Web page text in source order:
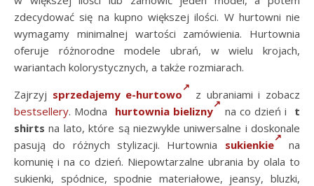
zdecydować się na kupno większej ilości. W hurtowni nie
wymagamy minimalnej wartości zamówienia. Hurtownia
oferuje różnorodne modele ubrań, w wielu krojach,
wariantach kolorystycznych, a także rozmiarach.
Zajrzyj sprzedajemy e-hurtowo
z ubraniami i zobacz
bestsellery. Modna hurtownia bielizny na co dzień i t
shirts na lato, które są niezwykle uniwersalne i doskonale
pasują do różnych stylizacji. Hurtownia sukienkie
na
komunię i na co dzień. Niepowtarzalne ubrania by olala to
sukienki, spódnice, spodnie materiałowe, jeansy, bluzki,